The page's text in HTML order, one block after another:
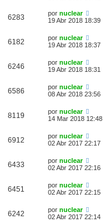
6283 por nuclear
19 Abr 2018 18:39
6182 por nuclear
19 Abr 2018 18:37
6246 por nuclear
19 Abr 2018 18:31
6586 por nuclear
08 Abr 2018 23:56
8119 por nuclear
14 Mar 2018 12:48
6912 por nuclear
02 Abr 2017 22:17
6433 por nuclear
02 Abr 2017 22:16
6451 por nuclear
02 Abr 2017 22:15
6242 por nuclear
02 Abr 2017 22:14